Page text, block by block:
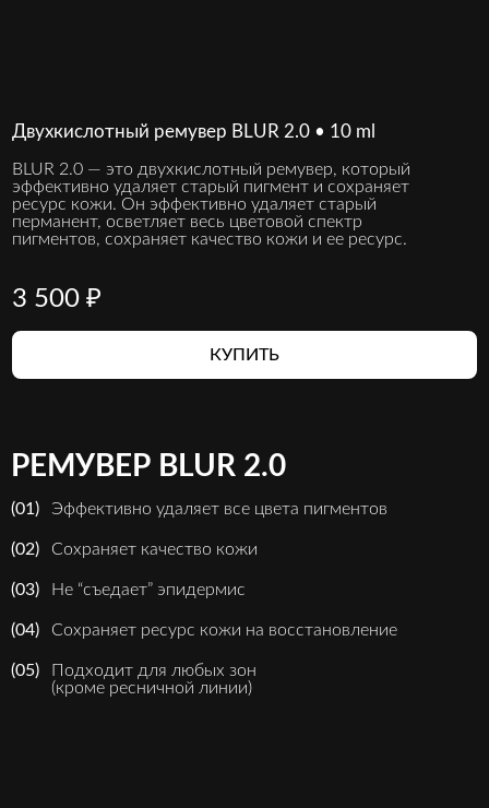
Двухкислотный ремувер BLUR 2.0 • 10 ml
BLUR 2.0 — это двухкислотный ремувер, который
эффективно удаляет старый пигмент и сохраняет
ресурс кожи. Он эффективно удаляет старый
перманент, осветляет весь цветовой спектр
пигментов, сохраняет качество кожи и ее ресурс.
3 500 ₽
КУПИТЬ
Не “съедает” эпидермис
(03)
Сохраняет ресурс кожи на восстановление
(04)
Подходит для любых зон
(кроме ресничной линии)
(05)
(02) Сохраняет качество кожи
(01) Эффективно удаляет все цвета пигментов
РЕМУВЕР BLUR 2.0